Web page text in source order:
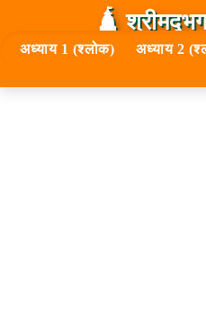
🛕
अध्याय 1 (श्लोक) अध्याय 2